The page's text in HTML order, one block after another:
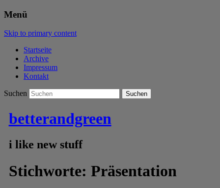
Menü
Skip to primary content
Startseite
Archive
Impressum
Kontakt
Suchen
betterandgreen
i like new stuff
Stichworte: Präsentation